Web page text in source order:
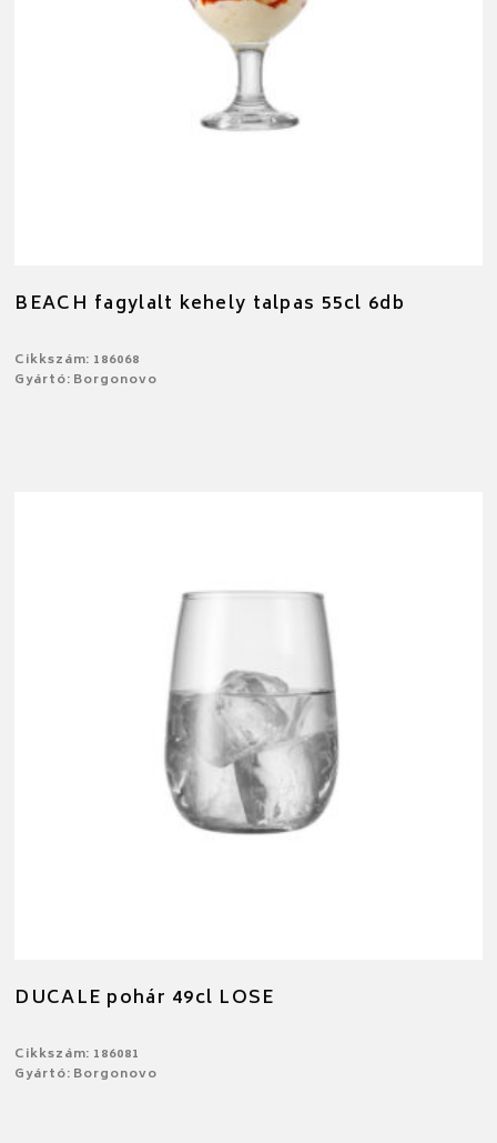
BEACH fagylalt kehely talpas 55cl 6db
Cikkszám: 186068
Gyártó: Borgonovo
DUCALE pohár 49cl LOSE
Cikkszám: 186081
Gyártó: Borgonovo